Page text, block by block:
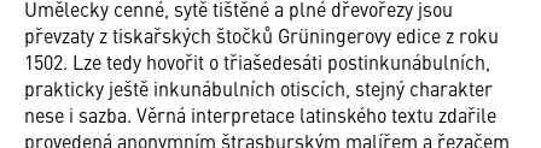
Umělecky cenné, sytě tištěné a plné dřevořezy jsou
převzaty z tiskařských štočků Grüningerovy edice z roku
1502. Lze tedy hovořit o třiašedesáti postinkunábulních,
prakticky ještě inkunábulních otiscích, stejný charakter
nese i sazba. Věrná interpretace latinského textu zdařile
provedená anonymním štrasburským malířem a řezačem